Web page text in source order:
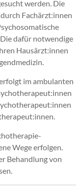
werden. Die
Fachärzt:innen
dafür notwendige
Hausärzt:innen
im ambulanten
Wege erfolgen.
Behandlung von